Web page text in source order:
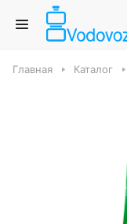
Главная Каталог